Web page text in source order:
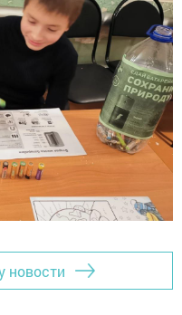
новости